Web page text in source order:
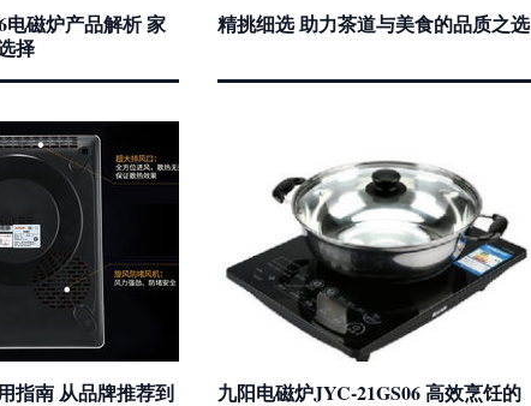
电磁炉产品解析 家
择
精挑细选 助力茶道与美食的品质之选
指南 从品牌推荐到
九阳电磁炉JYC-21GS06 高效烹饪的